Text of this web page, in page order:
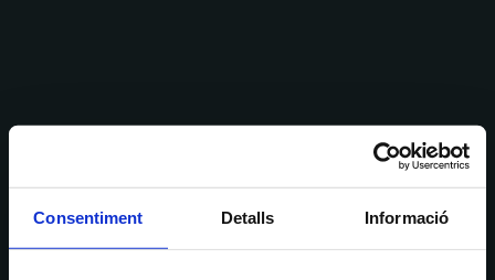
Consentiment Detalls Informació